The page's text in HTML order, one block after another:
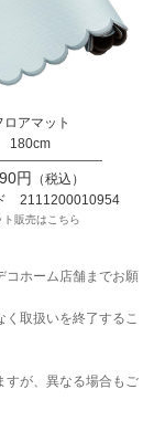
ロアマット
180cm
円
（税込）
2111200010954
ト販売はこちら
コホーム店舗までお願
く取扱いを終了するこ
すが、異なる場合もご